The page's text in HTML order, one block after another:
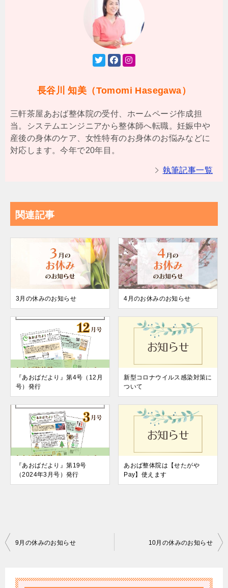
長谷川 知美（Tomomi Hasegawa）
三軒茶屋あおば整体院の受付、ホームページ作成担
当。システムエンジニアから整体師へ転職。妊娠中や
産後の身体のケア、女性特有のお身体のお悩みなどに
対応します。今年で20年目。
執筆記事一覧
関連記事
3月の休みのお知らせ 4月のお休みのお知らせ
『あおばだより』第4号（12月
号）発行
新型コロナウイルス感染対策に
ついて
『あおばだより』第19号
（2024年3月号）発行
あおば整体院は【せたがや
Pay】使えます
投
9月の休みのお知らせ 10月の休みのお知らせ